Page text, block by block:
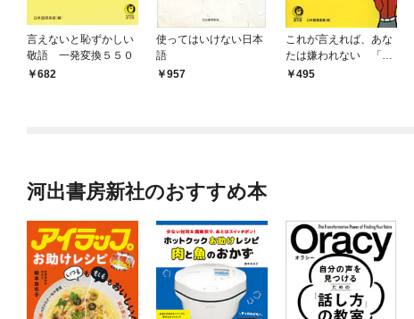
言えないと恥ずかしい
敬語 一発変換５５０
682
使ってはいけない日本
語
957
これが言えれば、あな
たは嫌われない 「断
り方」「謝り方」「ほ
495
河出書房新社のおすすめ本